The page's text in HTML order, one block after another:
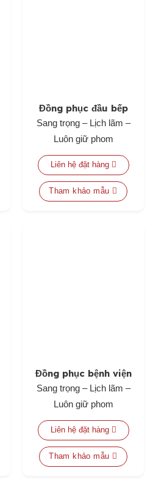
Đồng phục đầu bếp
Sang trọng – Lịch lãm –
Luôn giữ phom
Liên hệ đặt hàng
Tham khảo mẫu
Đồng phục bệnh viện
Sang trọng – Lịch lãm –
Luôn giữ phom
Liên hệ đặt hàng
Tham khảo mẫu